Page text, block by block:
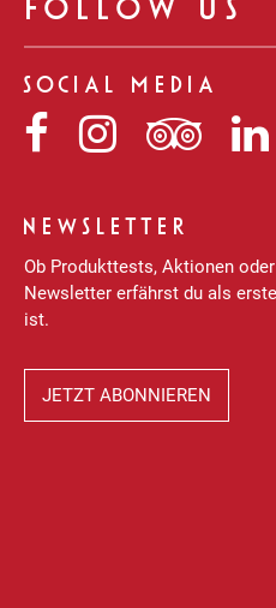
FOLLOW US
SOCIAL MEDIA
NiedereggerNiederegger
auf
NEWSLETTER
Ob Produkttests, Aktionen
Newsletter erfährst du als
ist.
JETZT ABONNIEREN